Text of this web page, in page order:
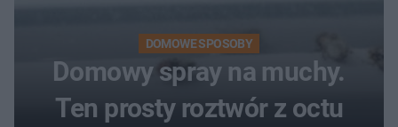
DOMOWE SPOSOBY
Domowy spray na muchy.
Ten prosty roztwór z octu